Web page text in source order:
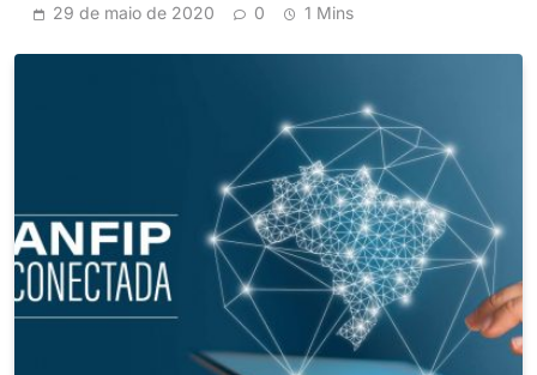
29 de maio de 2020 0 1 Mins